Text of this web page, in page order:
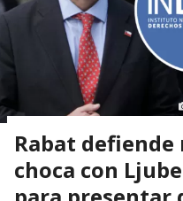
Rabat
choca con